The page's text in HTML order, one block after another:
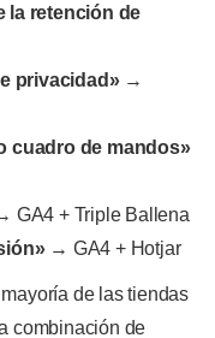
la retención de
privacidad»→
cuadro de mandos»
GA4 + Triple Ballena
→ GA4 + Hotjar
de las tiendas
combinación de